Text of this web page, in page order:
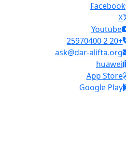
Facebook
X
Youtube
+20 2 25970400
ask@dar-alifta.org
huawei
App Store
Google Play